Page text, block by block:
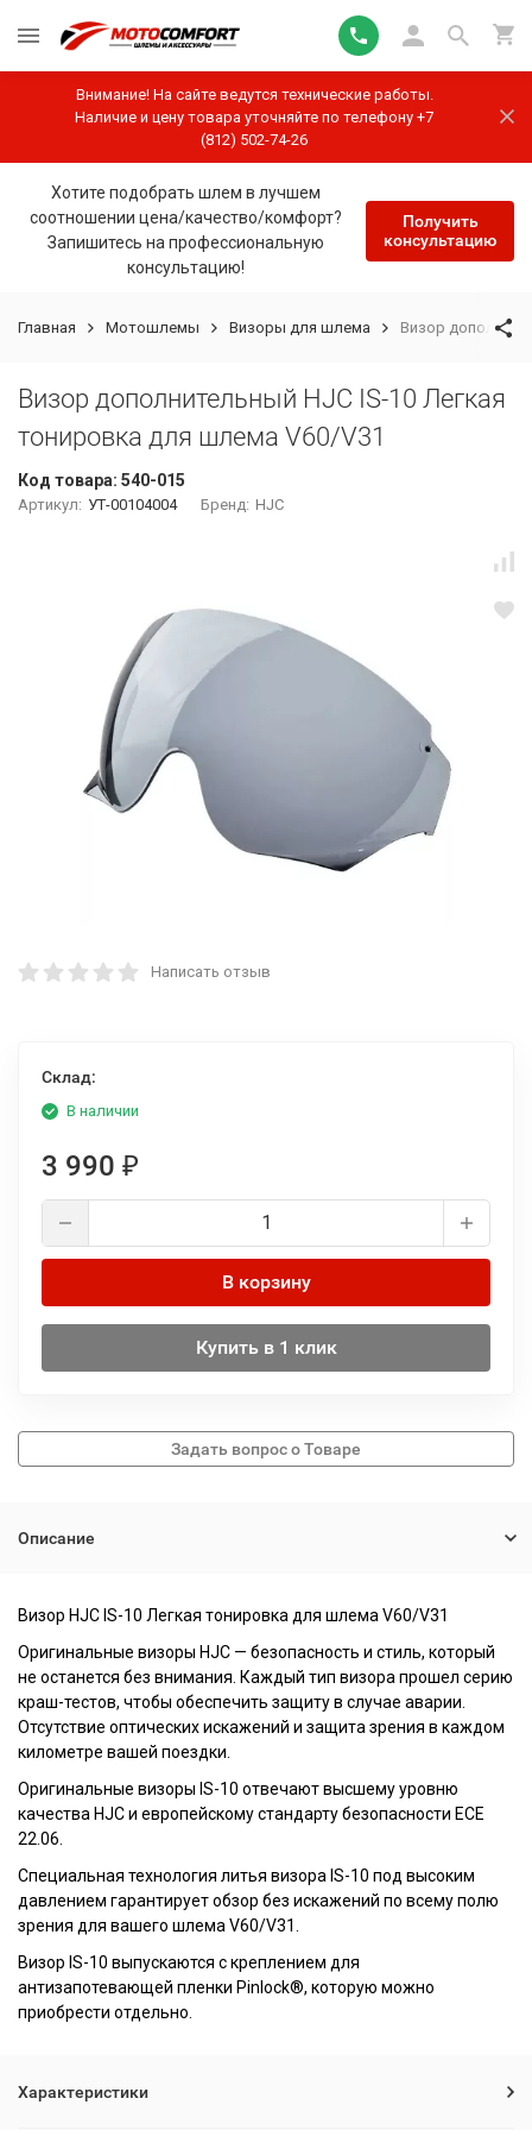
Внимание! На сайте ведутся технические работы.
Наличие и цену товара уточняйте по телефону +7
(812) 502-74-26
Хотите подобрать шлем в лучшем
соотношении цена/качество/комфорт?
Запишитесь на профессиональную
консультацию!
Получить
консультацию
Главная Мотошлемы Визоры для шлема Визор
Визор дополнительный HJC IS-10 Легкая
тонировка для шлема V60/V31
Код товара: 540-015
Артикул: УТ-00104004 Бренд: HJC
Написать отзыв
Склад:
В наличии
3 990 ₽
В корзину
Купить в 1 клик
Описание
Визор HJC IS-10 Легкая тонировка для шлема V60/V31
Оригинальные визоры HJC — безопасность и стиль, который
не останется без внимания. Каждый тип визора прошел серию
краш-тестов, чтобы обеспечить защиту в случае аварии.
Отсутствие оптических искажений и защита зрения в каждом
километре вашей поездки.
Оригинальные визоры IS-10 отвечают высшему уровню
качества HJC и европейскому стандарту безопасности ECE
22.06.
Специальная технология литья визора IS-10 под высоким
давлением гарантирует обзор без искажений по всему полю
зрения для вашего шлема V60/V31.
Визор IS-10 выпускаются с креплением для
антизапотевающей пленки Pinlock®, которую можно
приобрести отдельно.
Характеристики